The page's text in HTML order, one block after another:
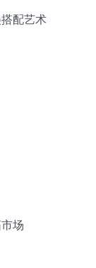
配艺术
场